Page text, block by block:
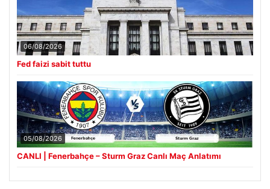
06/08/2026
Fed faizi sabit tuttu
05/08/2026
CANLI | Fenerbahçe – Sturm Graz Canlı Maç Anlatımı